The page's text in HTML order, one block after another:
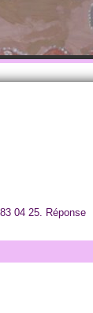
04 25. Réponse